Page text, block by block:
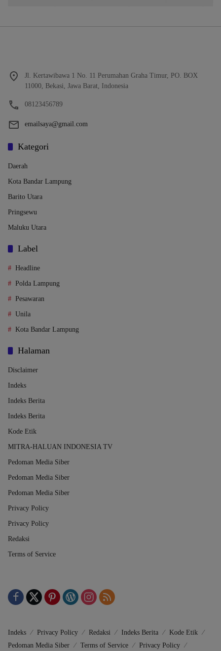
Jl. Kertawibawa 1 No. 11 Perumahan Graha Timur, PO. BOX
11000, Bekasi, Jawa Barat, Indonesia
08123456789
emailsaya@gmail.com
Kategori
Daerah
Kota Bandar Lampung
Barito Utara
Pringsewu
Maluku Utara
Label
Headline
Polda Lampung
Pesawaran
Unila
Kota Bandar Lampung
Halaman
Disclaimer
Indeks
Indeks Berita
Indeks Berita
Kode Etik
MITRA-HALUAN INDONESIA TV
Pedoman Media Siber
Pedoman Media Siber
Pedoman Media Siber
Privacy Policy
Privacy Policy
Redaksi
Terms of Service
Indeks Privacy Policy Redaksi Indeks Berita
Kode Etik
Pedoman Media Siber
Terms of Service Privacy Policy